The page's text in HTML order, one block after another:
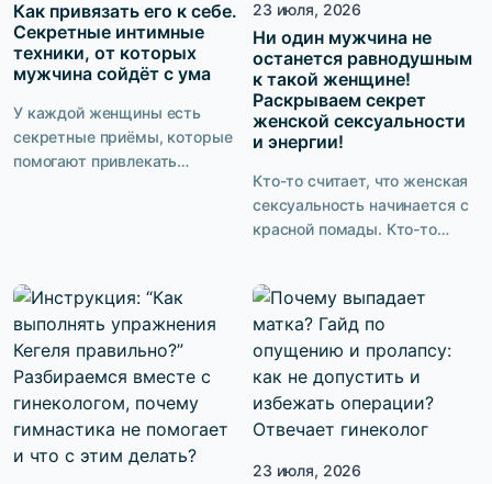
десятки решений:
вагинальные шарики и
лазерная указка или
высокотехнологичные
устройства с биологической
обратной связью и […]
Главное — понимать, кому
они действительно нужны и
как выполнять их […]
Как привязать его к себе.
Секретные интимные
техники, от которых
мужчина сойдёт с ума
У каждой женщины есть
секретные приёмы, которые
помогают привлекать
том, что кто-то «плох», а кто-
то «хорош» в сексе, дело в
несовпадении
темпераментов, сексуальных
привычек, даже размеров.
Есть ли что-то общее, что
может действительно
удивить мужчину в спальне,
23 июля, 2026
Ни один мужчина не
останется равнодушным
к такой женщине!
Раскрываем секрет
женской сексуальности
и энергии!
Кто-то считает, что женская
сексуальность начинается с
красной помады. Кто-то
шпильках. Но почему тогда
одни женщины притягивают
взгляды в обычных джинсах
и футболке, а другие,
несмотря на идеальный
образ, чувствуют себя
— это не только то, что видят
23 июля, 2026